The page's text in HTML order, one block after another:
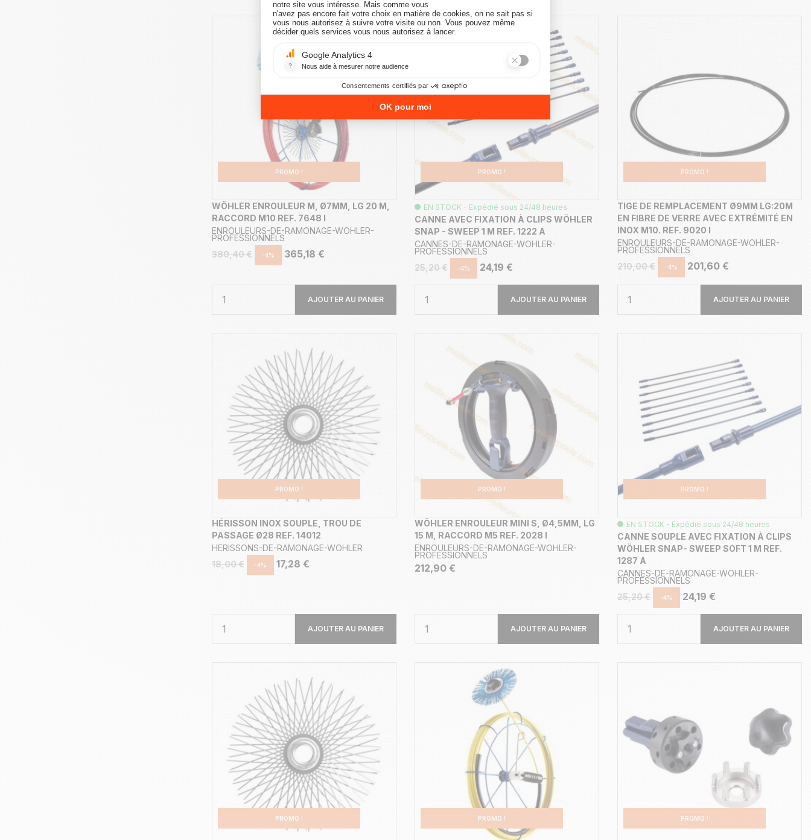
PROMO !
WÖHLER ENROULEUR M, Ø7MM, LG 20 M,
RACCORD M10 REF. 7648 I
ENROULEURS-DE-RAMONAGE-WOHLER-
PROFESSIONNELS
380,40 €
-4% 365,18 €
AJOUTER AU PANIER
PROMO !
EN STOCK - Expédié sous 24/48 heures
CANNE AVEC FIXATION À CLIPS WÖHLER
SNAP - SWEEP 1 M REF. 1222 A
CANNES-DE-RAMONAGE-WOHLER-
PROFESSIONNELS
25,20 €
-4% 24,19 €
AJOUTER AU PANIER
PROMO !
TIGE DE REMPLACEMENT Ø9MM LG:20M
EN FIBRE DE VERRE AVEC EXTRÉMITÉ EN
INOX M10. REF. 9020 I
ENROULEURS-DE-RAMONAGE-WOHLER-
PROFESSIONNELS
210,00 €
-4% 201,60 €
AJOUTER AU PANIER
PROMO !
HÉRISSON INOX SOUPLE, TROU DE
PASSAGE Ø28 REF. 14012
HERISSONS-DE-RAMONAGE-WOHLER
18,00 €
-4% 17,28 €
AJOUTER AU PANIER
PROMO !
WÖHLER ENROULEUR MINI S, Ø4,5MM, LG
15 M, RACCORD M5 REF. 2028 I
ENROULEURS-DE-RAMONAGE-WOHLER-
PROFESSIONNELS
212,90 €
AJOUTER AU PANIER
PROMO !
EN STOCK - Expédié sous 24/48 heures
CANNE SOUPLE AVEC FIXATION À CLIPS
WÖHLER SNAP- SWEEP SOFT 1 M REF.
1287 A
CANNES-DE-RAMONAGE-WOHLER-
PROFESSIONNELS
25,20 €
-4% 24,19 €
AJOUTER AU PANIER
PROMO ! PROMO ! PROMO !